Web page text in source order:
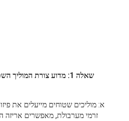
שאלה 1: מדוע צורת המוליך
א: מוליכים שטוחים מייעלים את
זרמי מערבולת, מאפשרים אריזה